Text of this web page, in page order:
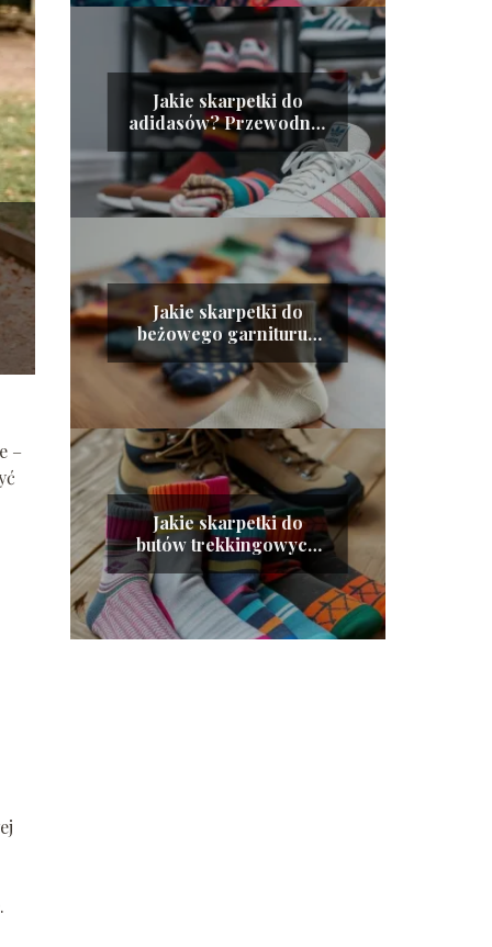
–
Jakie skarpetki do
adidasów? Przewodnik
po modnych
stylizacjach
Jakie skarpetki do
beżowego garnituru?
Oto najlepsze
propozycje!
Jakie skarpetki do
butów trekkingowych
wybrać na każdą porę
roku?